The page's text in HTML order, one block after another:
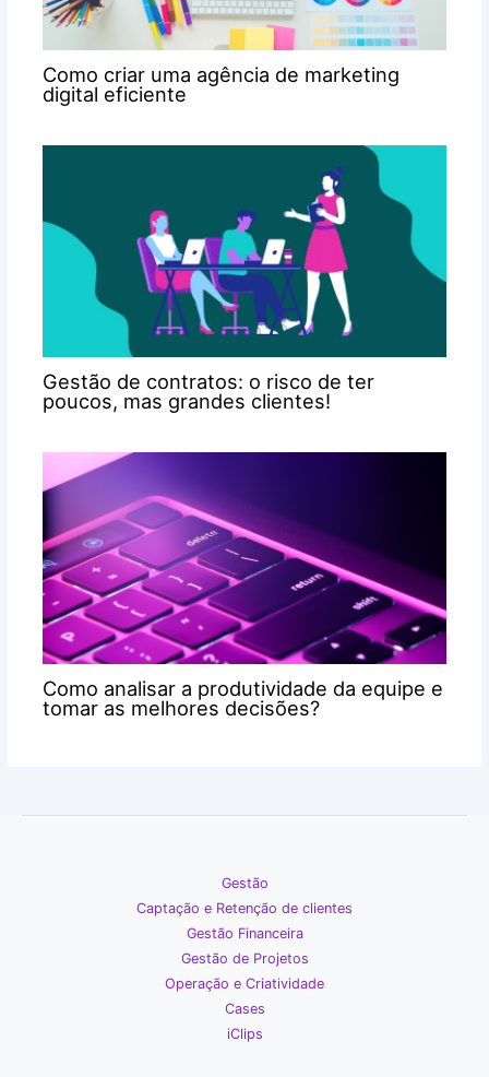
Como criar uma agência de marketing
digital eficiente
Gestão de contratos: o risco de ter
poucos, mas grandes clientes!
Como analisar a produtividade da equipe e
tomar as melhores decisões?
Gestão
Captação e Retenção de clientes
Gestão Financeira
Gestão de Projetos
Operação e Criatividade
Cases
iClips